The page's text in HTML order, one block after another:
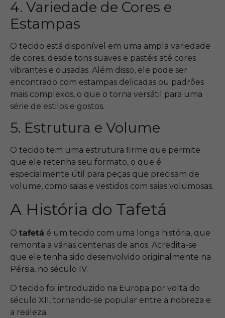
4. Variedade de Cores e
Estampas
O tecido está disponível em uma ampla variedade
de cores, desde tons suaves e pastéis até cores
vibrantes e ousadas. Além disso, ele pode ser
encontrado com estampas delicadas ou padrões
mais complexos, o que o torna versátil para uma
série de estilos e gostos.
5. Estrutura e Volume
O tecido tem uma estrutura firme que permite
que ele retenha seu formato, o que é
especialmente útil para peças que precisam de
volume, como saias e vestidos com saias volumosas.
A História do Tafetá
O tafetá é um tecido com uma longa história, que
remonta a várias centenas de anos. Acredita-se
que ele tenha sido desenvolvido originalmente na
Pérsia, no século IV.
O tecido foi introduzido na Europa por volta do
século XII, tornando-se popular entre a nobreza e
a realeza.